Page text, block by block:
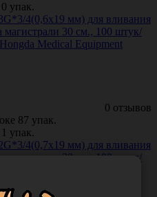
упак.
4(0,6х19 мм) для вливания
30 см., 100 штук/
Medical Equipment
0 отзывов
87 упак.
упак.
4(0,7х19 мм) для вливания
30 см., 100 штук/
Medical Equipment